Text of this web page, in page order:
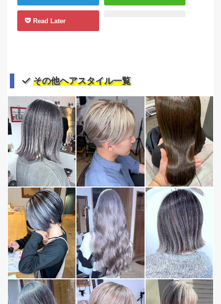
Read Later
その他ヘアスタイル一覧